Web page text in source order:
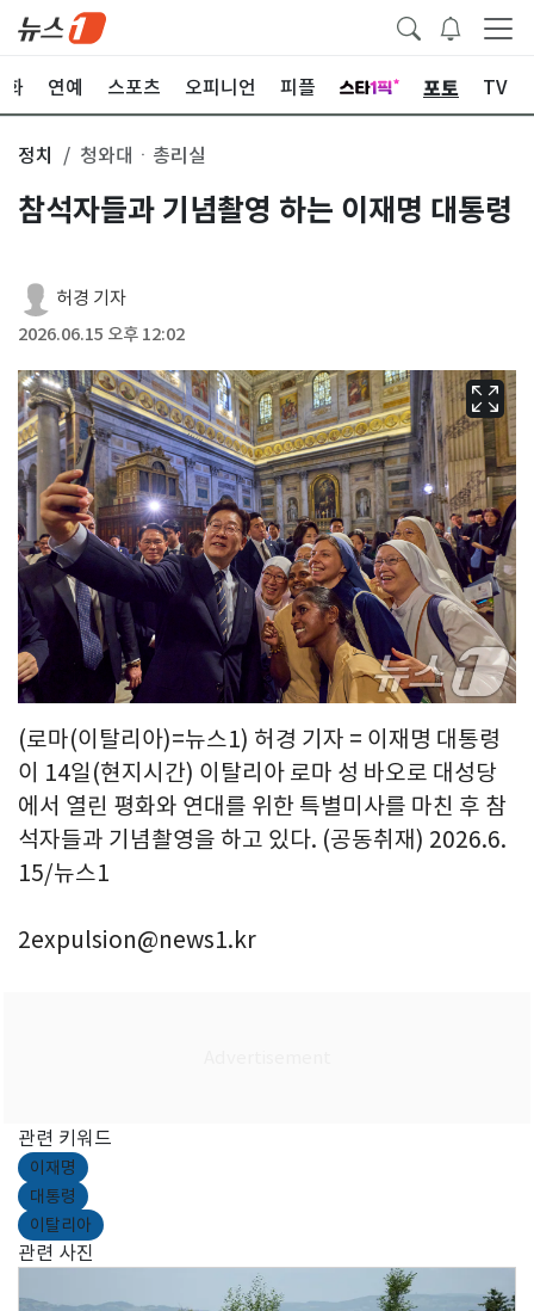
화 연예 스포츠 오피니언 피플 포토 TV
정치 청와대ㆍ총리실
참석자들과 기념촬영 하는 이재명 대통령
허경 기자
2026.06.15 오후 12:02
(로마(이탈리아)=뉴스1) 허경 기자 = 이재명 대통령
이 14일(현지시간) 이탈리아 로마 성 바오로 대성당
에서 열린 평화와 연대를 위한 특별미사를 마친 후 참
석자들과 기념촬영을 하고 있다. (공동취재) 2026.6.
15/뉴스1
2expulsion@news1.kr
관련 키워드
이재명
대통령
이탈리아
관련 사진